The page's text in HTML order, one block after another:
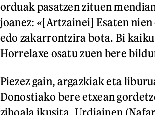
orduak pasatzen zituen
joanez: «[Artzainei] Esaten
edo zakarrontzira bota. Bi
Horrelaxe osatu zuen bere
Piezez gain, argazkiak eta
Donostiako bere etxean
zihoala ikusita, Urdiainen